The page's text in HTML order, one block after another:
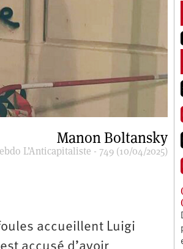
Manon Boltansky
L’Anticapitaliste - 749 (10/04/2025)
accueillent Luigi